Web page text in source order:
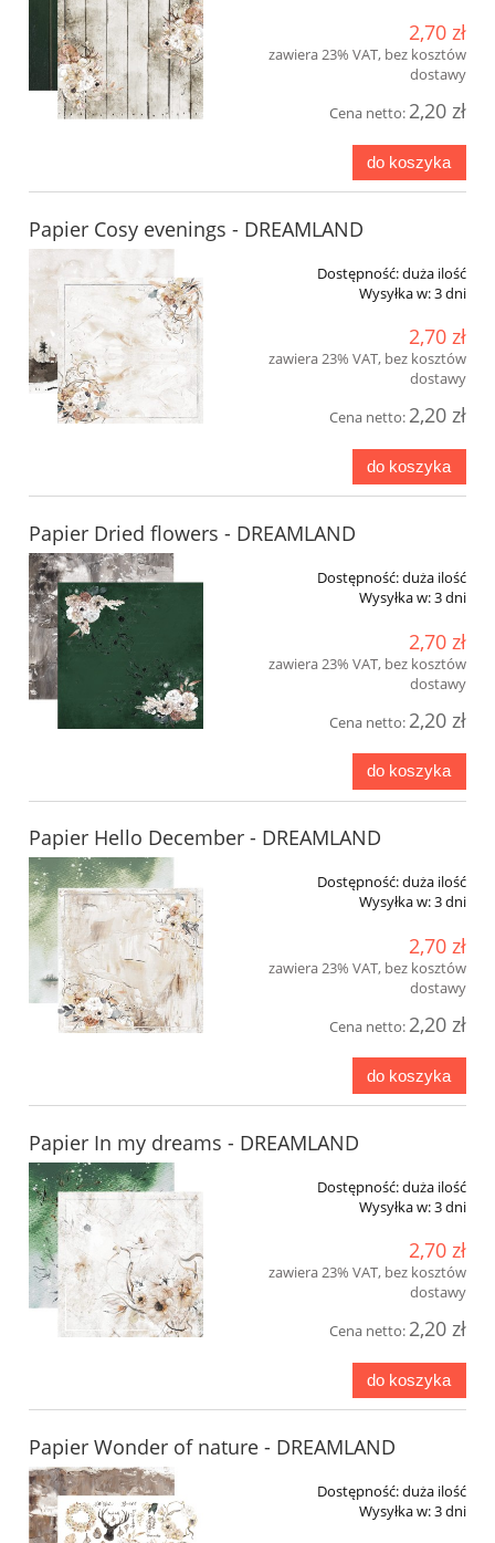
2,70 zł
zawiera 23% VAT, bez kosztów
dostawy
Cena netto: 2,20 zł
do koszyka
Papier Cosy evenings - DREAMLAND
Dostępność:duża ilość
Wysyłka w:3 dni
2,70 zł
zawiera 23% VAT, bez kosztów
dostawy
Cena netto: 2,20 zł
do koszyka
Papier Dried flowers - DREAMLAND
Dostępność:duża ilość
Wysyłka w:3 dni
2,70 zł
zawiera 23% VAT, bez kosztów
dostawy
Cena netto: 2,20 zł
do koszyka
Papier Hello December - DREAMLAND
Dostępność:duża ilość
Wysyłka w:3 dni
2,70 zł
zawiera 23% VAT, bez kosztów
dostawy
Cena netto: 2,20 zł
do koszyka
Papier In my dreams - DREAMLAND
Dostępność:duża ilość
Wysyłka w:3 dni
2,70 zł
zawiera 23% VAT, bez kosztów
dostawy
Cena netto: 2,20 zł
do koszyka
Papier Wonder of nature - DREAMLAND
Dostępność:duża ilość
Wysyłka w:3 dni